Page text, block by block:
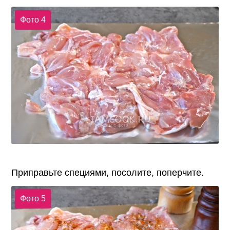
Фото 4
Приправьте специями, посолите, поперчите.
Фото 5